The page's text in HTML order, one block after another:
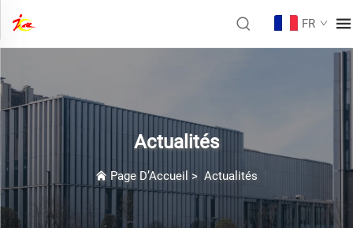
FR
Actualités
Page D’Accueil > Actualités